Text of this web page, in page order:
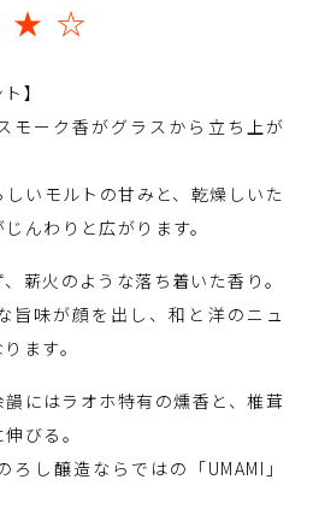
】
モーク香がグラスから立ち上が
いモルトの甘みと、乾燥しいた
んわりと広がります。
薪火のような落ち着いた香り。
旨味が顔を出し、和と洋のニュ
ます。
にはラオホ特有の燻香と、椎茸
びる。
し醸造ならではの「UMAMI」